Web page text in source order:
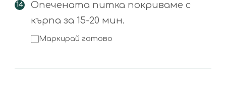
Опечената питка покриваме с
кърпа за 15-20 мин.
Маркирай готово